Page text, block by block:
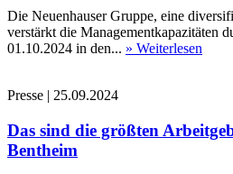
Die Neuenhauser Gruppe, eine
verstärkt die Managementkapazitäten
01.10.2024 in den... » Weiterlesen
Presse | 25.09.2024
Das sind die größten
Bentheim